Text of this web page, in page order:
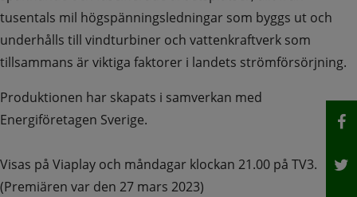
tusentals mil högspänningsledningar som byggs ut och
underhålls till vindturbiner och vattenkraftverk som
tillsammans är viktiga faktorer i landets strömförsörjning.
Produktionen har skapats i samverkan med
Energiföretagen Sverige.
Visas på Viaplay och måndagar klockan 21.00 på TV3.
(Premiären var den 27 mars 2023)